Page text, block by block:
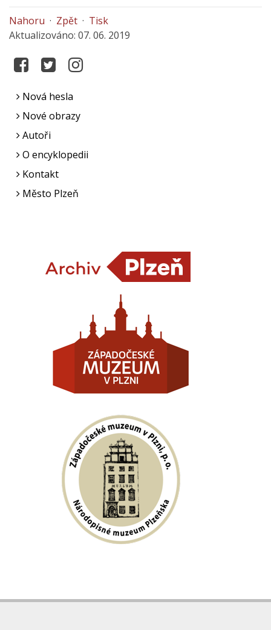
Nahoru · Zpět · Tisk
Aktualizováno: 07. 06. 2019
Nová hesla
Nové obrazy
Autoři
O encyklopedii
Kontakt
Město Plzeň